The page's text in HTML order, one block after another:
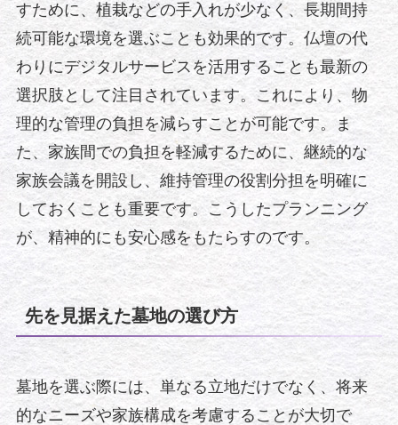
すために、植栽などの手入れが少なく、長期間持
続可能な環境を選ぶことも効果的です。仏壇の代
わりにデジタルサービスを活用することも最新の
選択肢として注目されています。これにより、物
理的な管理の負担を減らすことが可能です。ま
た、家族間での負担を軽減するために、継続的な
家族会議を開設し、維持管理の役割分担を明確に
しておくことも重要です。こうしたプランニング
が、精神的にも安心感をもたらすのです。
先を見据えた墓地の選び方
墓地を選ぶ際には、単なる立地だけでなく、将来
的なニーズや家族構成を考慮することが大切で